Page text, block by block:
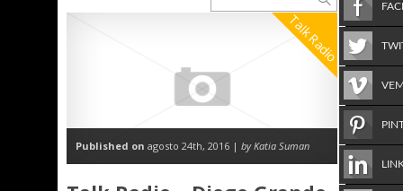
Talk Radio
Published on agosto 24th, 2016 | by Katia Suman